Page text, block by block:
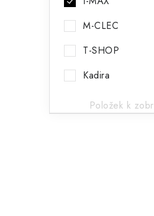
M-CLEC
T-SHOP
Kadira
Položek k